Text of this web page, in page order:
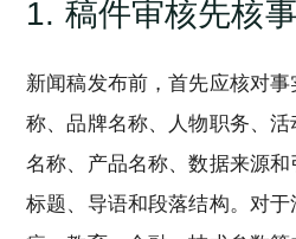
1. 稿件审核先核
新闻稿发布前，首先应核对
称、品牌名称、人物职务、
名称、产品名称、数据来源
标题、导语和段落结构。对